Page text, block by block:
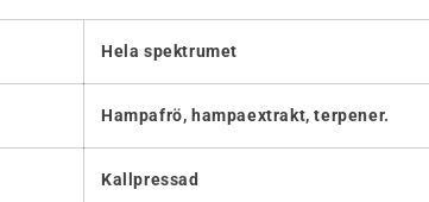
Hela spektrumet
Hampafrö, hampaextrakt, terpener.
Kallpressad